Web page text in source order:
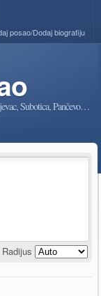
posao/Dodaj biografiju
Subotica, Pančevo…
Radijus